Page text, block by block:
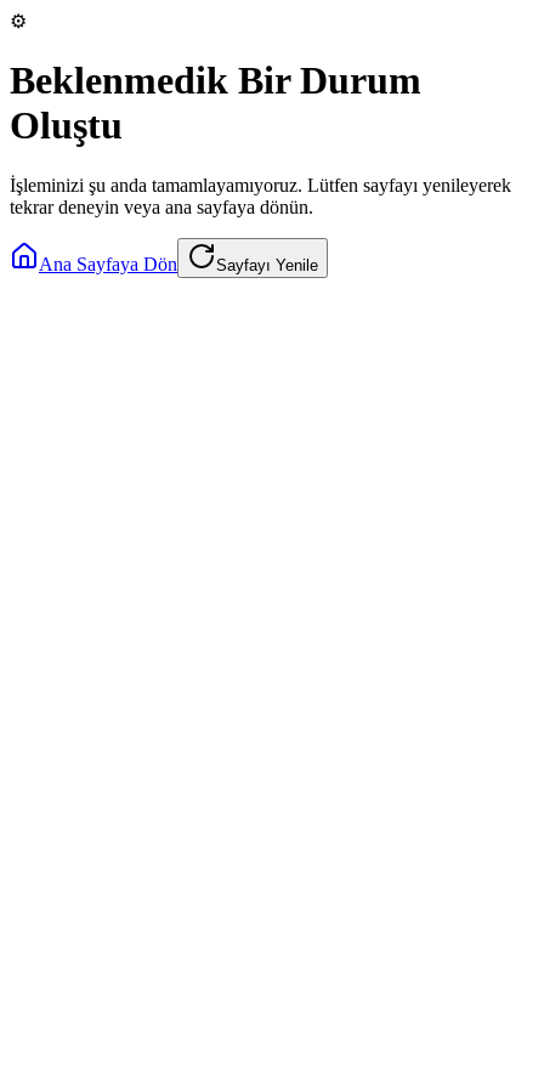
⚙️
Beklenmedik Bir Durum
Oluştu
İşleminizi şu anda tamamlayamıyoruz. Lütfen sayfayı yenileyerek
tekrar deneyin veya ana sayfaya dönün.
Ana Sayfaya Dön Sayfayı Yenile